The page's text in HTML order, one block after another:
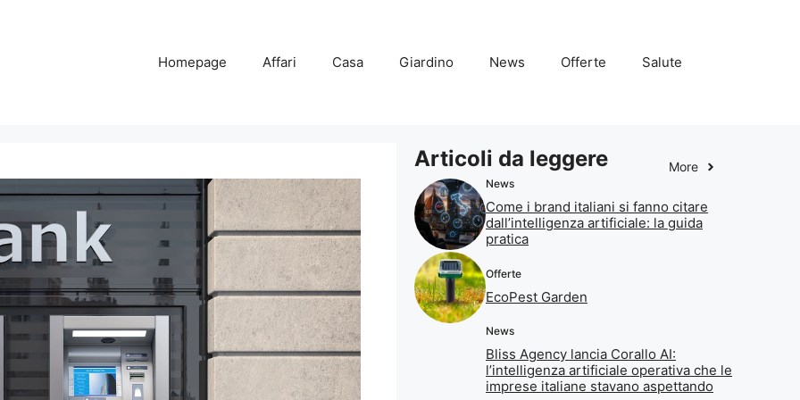
Homepage Affari Casa Giardino News Offerte Salute
Articoli da leggere More
News
Come i brand italiani si fanno citare
dall’intelligenza artificiale: la guida
pratica
Offerte
EcoPest Garden
News
Bliss Agency lancia Corallo AI:
l’intelligenza artificiale operativa che le
imprese italiane stavano aspettando